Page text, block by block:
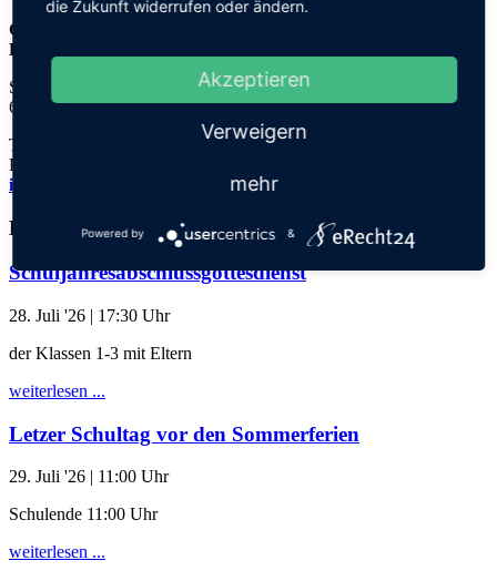
Grundschule an der
Elisabeth-von-Thadden-Schule
Steinhofweg 95
69123 Heidelberg
Tel.: 06221 73922-0
Fax: 06221 73922-11
info@thadden-grundschule.de
Kalender
Schuljahresabschlussgottesdienst
28. Juli '26 | 17:30 Uhr
der Klassen 1-3 mit Eltern
weiterlesen ...
Letzer Schultag vor den Sommerferien
29. Juli '26 | 11:00 Uhr
Schulende 11:00 Uhr
weiterlesen ...
die Zukunft widerrufen oder ändern.
Akzeptieren
Verweigern
mehr
Powered by &